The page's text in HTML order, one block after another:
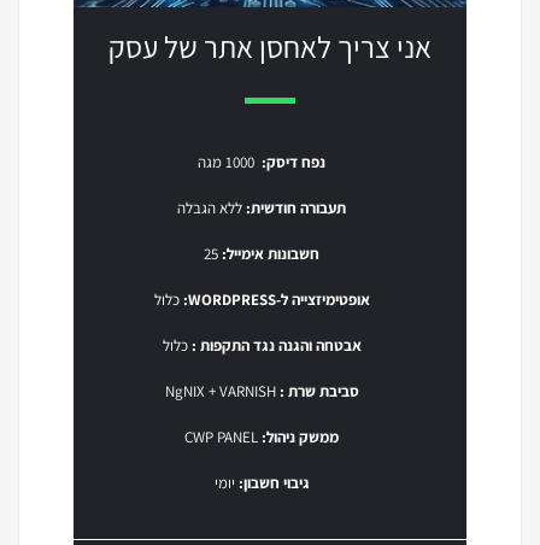
אני צריך לאחסן אתר של עסק
נפח דיסק:
תעבורה חודשית: ללא הגבלה
חשבונות אימייל:
אופטימיזצייה ל-WORDPRESS: כלול
אבטחה והגנה נגד התקפות : כלול
סביבת שרת : NgNIX + VARNISH
ממשק ניהול:
גיבוי חשבון: יומי